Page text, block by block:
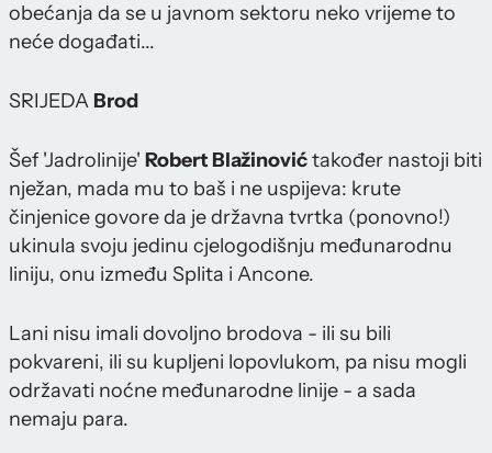
obećanja da se u javnom sektoru neko vrijeme to
neće događati...
SRIJEDA Brod
Šef 'Jadrolinije' Robert Blažinovićtakođer nastoji biti
nježan, mada mu to baš i ne uspijeva: krute
činjenice govore da je državna tvrtka (ponovno!)
ukinula svoju jedinu cjelogodišnju međunarodnu
liniju, onu između Splita i Ancone.
Lani nisu imali dovoljno brodova - ili su bili
pokvareni, ili su kupljeni lopovlukom, pa nisu mogli
održavati noćne međunarodne linije - a sada
nemaju para.